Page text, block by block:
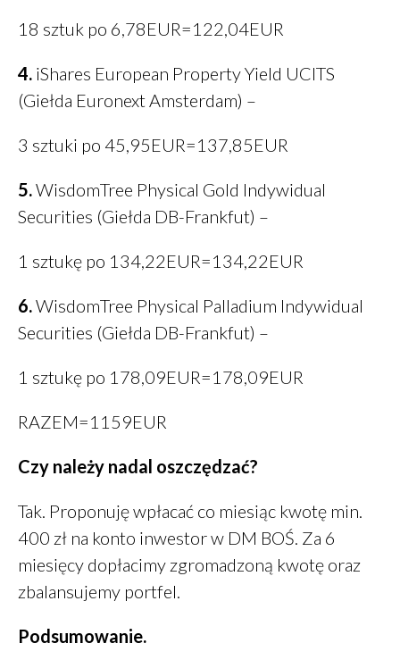
18 sztuk po 6,78EUR=122,04EUR
4. iShares European Property Yield UCITS
(Giełda Euronext Amsterdam) –
3 sztuki po 45,95EUR=137,85EUR
5.WisdomTree Physical Gold Indywidual
Securities (Giełda DB-Frankfut) –
1 sztukę po 134,22EUR=134,22EUR
6.WisdomTree Physical Palladium Indywidual
Securities (Giełda DB-Frankfut) –
1 sztukę po 178,09EUR=178,09EUR
RAZEM=1159EUR
Czy należy nadal oszczędzać?
Tak. Proponuję wpłacać co miesiąc kwotę min.
400 zł na konto inwestor w DM BOŚ. Za 6
miesięcy dopłacimy zgromadzoną kwotę oraz
zbalansujemy portfel.
Podsumowanie.